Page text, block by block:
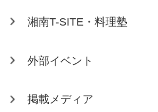
湘南T-SITE・料理塾
外部イベント
掲載メディア